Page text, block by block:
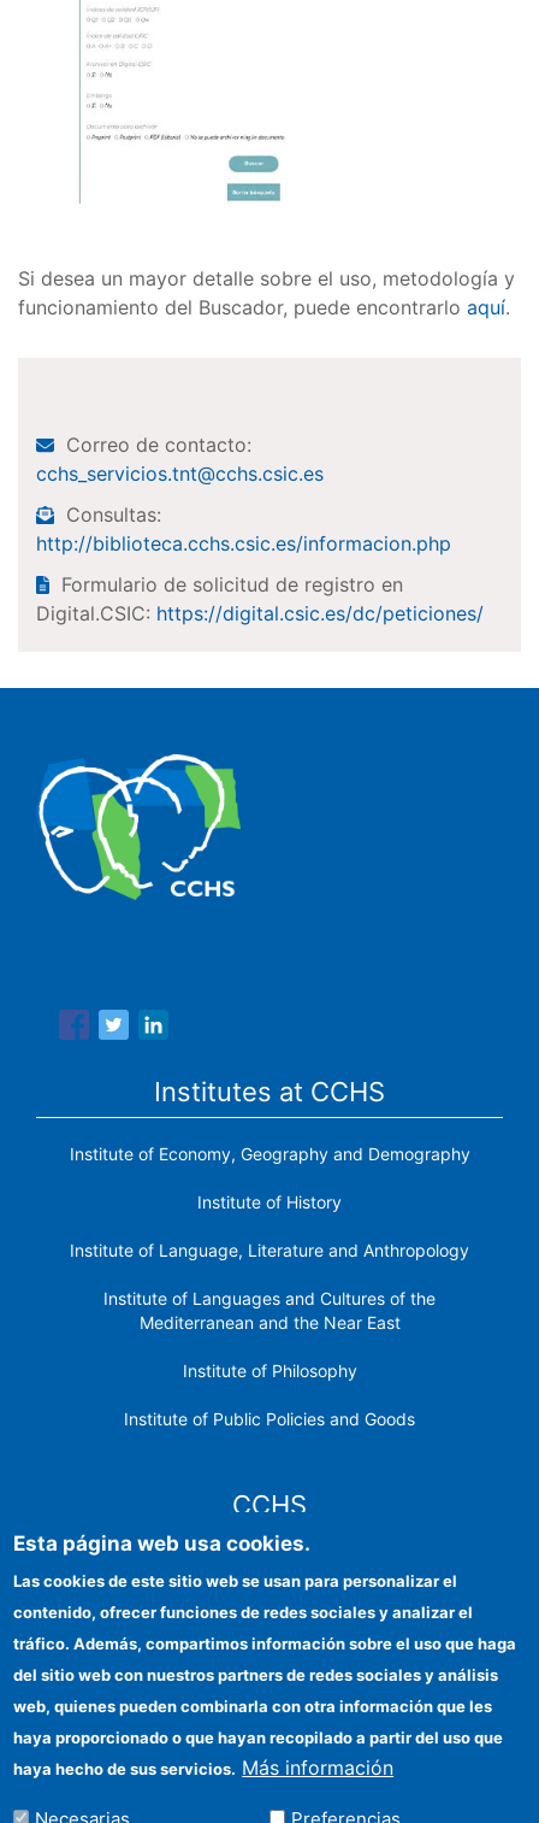
Si desea un mayor detalle sobre el uso, metodología y
funcionamiento del Buscador, puede encontrarlo aquí.
Correo de contacto:
cchs_servicios.tnt@cchs.csic.es
Consultas:
http://biblioteca.cchs.csic.es/informacion.php
Formulario de solicitud de registro en
Digital.CSIC: https://digital.csic.es/dc/peticiones/
Institutes at CCHS
Institute of Economy, Geography and Demography
Institute of History
Institute of Language, Literature and Anthropology
Institute of Languages ​​and Cultures of the
Mediterranean and the Near East
Institute of Philosophy
Institute of Public Policies and Goods
CCHS
Institutional identity
FEDER funds
Funding entities
Contact
Esta página web usa cookies.
Las cookies de este sitio web se usan para personalizar el
contenido, ofrecer funciones de redes sociales y analizar el
tráfico. Además, compartimos información sobre el uso que haga
del sitio web con nuestros partners de redes sociales y análisis
web, quienes pueden combinarla con otra información que les
haya proporcionado o que hayan recopilado a partir del uso que
haya hecho de sus servicios. Más información